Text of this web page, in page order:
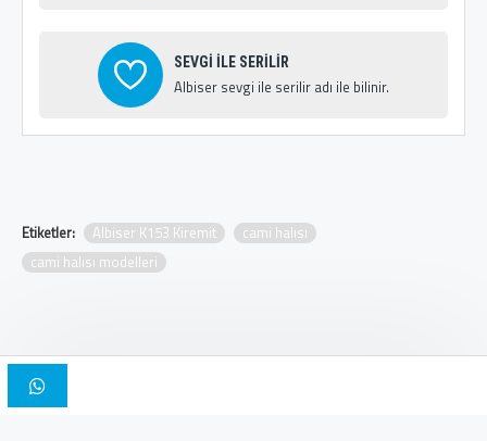
SEVGİ İLE SERİLİR
Albiser sevgi ile serilir adı ile bilinir.
Etiketler: Albiser K153 Kiremit
cami halısı
cami halısı modelleri
Copyright © 2025, Albiser Cami Halıları | Tasarım İskender Bilici